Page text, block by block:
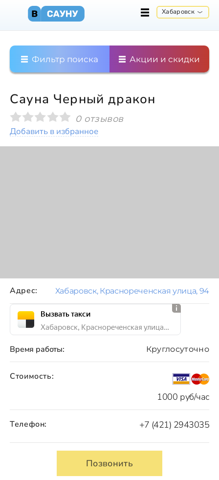
Хабаровск
Фильтр поиска Акции и скидки
Сауна Черный дракон
0 отзывов
Добавить в избранное
Стоимость:
1000 руб/час
Время работы: Круглосуточно
Телефон: +7 (421) 2943035
Позвонить
Адрес: Хабаровск, Краснореченская улица, 94
Вызвать такси
Хабаровск, Краснореченская улица, 94